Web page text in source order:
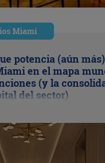
Miami
potencia (aún
en el mapa
(y la
del sector)